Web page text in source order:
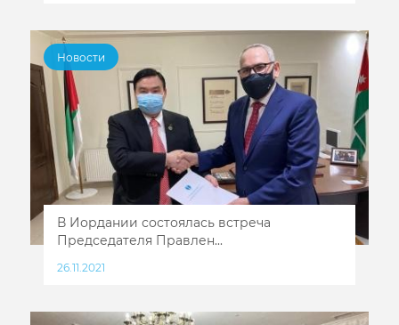
Новости
В Иордании состоялась встреча
Председателя Правлен...
26.11.2021